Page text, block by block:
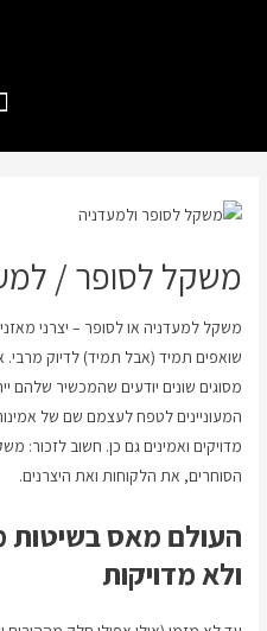
משקל לסופר /
משקל למעדניה או לסופר – יצרני
שואפים תמיד (אבל תמיד) לדיוק מרבי.
מסוגים שונים יודעים שהמכשיר שלהם
המעוניינים לטפח לעצמם שם של
מדויקים ואמינים גם כן. חשוב
הסוחרים, את הלקוחות ואת היצרנים.
העולם מאס בשיטות
ולא מדויקות